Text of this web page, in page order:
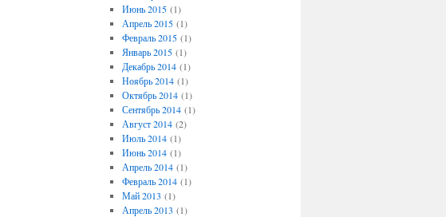
Июнь 2015(1)
Апрель 2015(1)
Февраль 2015(1)
Январь 2015(1)
Декабрь 2014(1)
Ноябрь 2014(1)
Октябрь 2014(1)
Сентябрь 2014(1)
Август 2014(2)
Июль 2014(1)
Июнь 2014(1)
Апрель 2014(1)
Февраль 2014(1)
Май 2013 (1)
Апрель 2013 (1)